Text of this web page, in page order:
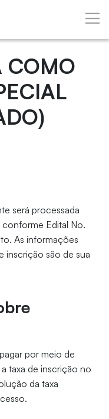
COMO
será processada
Edital No.
As informações
inscrição são de sua
por meio de
taxa de inscrição no
da taxa